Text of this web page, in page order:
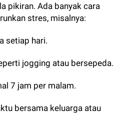
pikiran. Ada banyak cara
stres, misalnya:
setiap hari.
jogging atau bersepeda.
7 jam per malam.
bersama keluarga atau